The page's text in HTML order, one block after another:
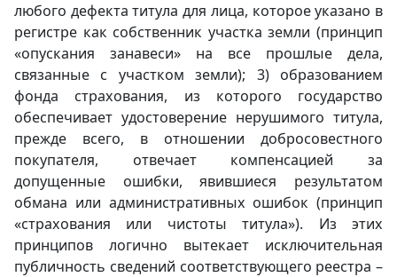
любого дефекта титула для лица, которое указано в
регистре как собственник участка земли (принцип
«опускания занавеси» на все прошлые дела,
связанные с участком земли); 3) образованием
фонда страхования, из которого государство
обеспечивает удостоверение нерушимого титула,
прежде всего, в отношении добросовестного
покупателя, отвечает компенсацией за
допущенные ошибки, явившиеся результатом
обмана или административных ошибок (принцип
«страхования или чистоты титула»). Из этих
принципов логично вытекает исключительная
публичность сведений соответствующего реестра –